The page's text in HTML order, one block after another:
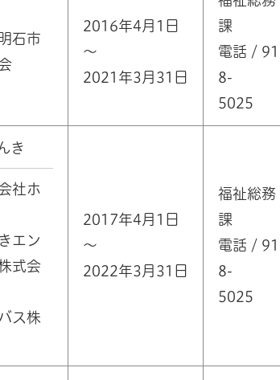
石市
2016年4月1日
～
2021年3月31日
課
電話 / 91
8-
5025
き
社ホ
エン
式会
ス株
2017年4月1日
～
2022年3月31日
福祉総務
課
電話 / 91
8-
5025